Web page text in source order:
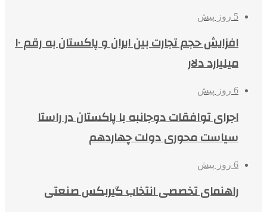
5 روز پیش
افزایش حجم تجارت بین ایران و پاکستان به رقم ۱۰
میلیارد دلار
6 روز پیش
اجرای توافقات دوجانبه با پاکستان در راستا
سیاست محوری دولت چهاردهم
6 روز پیش
راهنمای تخصصی انتخاب گیربکس صنعتی